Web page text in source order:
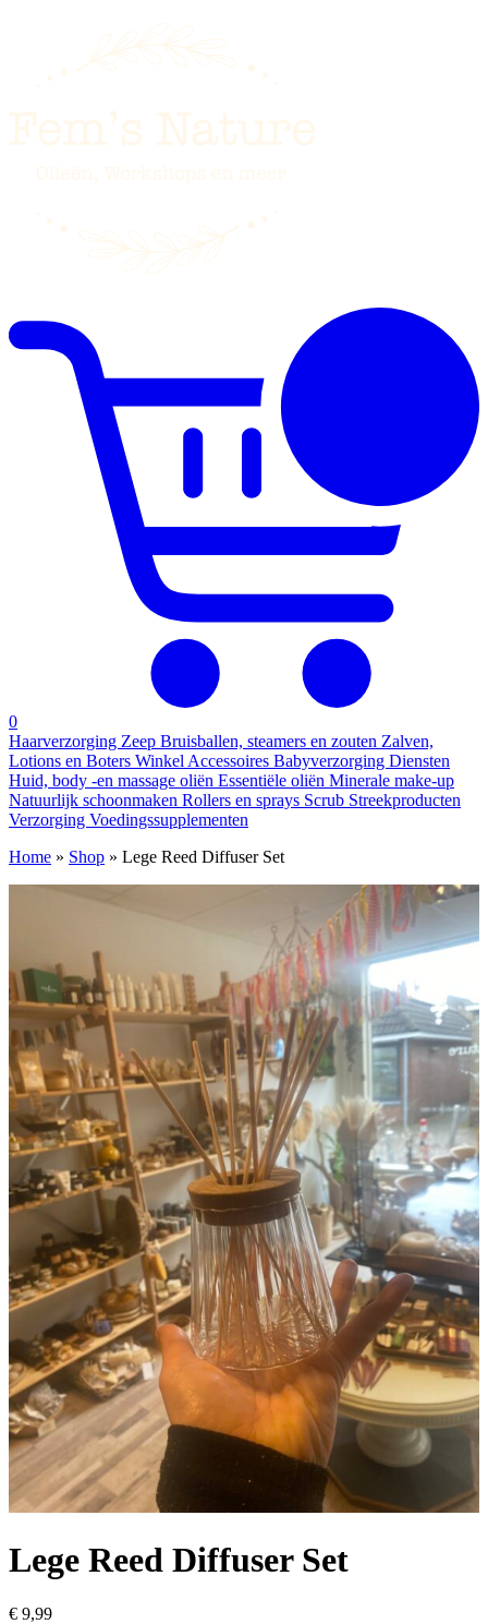
0
Haarverzorging Zeep Bruisballen, steamers en zouten Zalven,
Lotions en Boters Winkel Accessoires Babyverzorging Diensten
Huid, body -en massage oliën Essentiële oliën Minerale make-up
Natuurlijk schoonmaken Rollers en sprays Scrub Streekproducten
Verzorging Voedingssupplementen
Home » Shop » Lege Reed Diffuser Set
Lege Reed Diffuser Set
€ 9,99